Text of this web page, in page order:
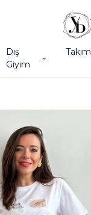
Dış
Giyim
Takım